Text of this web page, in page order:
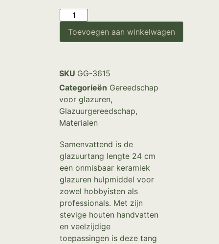
Toevoegen aan winkelwagen
SKU GG-3615
Categorieën Gereedschap
voor glazuren,
Glazuurgereedschap,
Materialen
Samenvattend is de
glazuurtang lengte 24 cm
een onmisbaar keramiek
glazuren hulpmiddel voor
zowel hobbyisten als
professionals. Met zijn
stevige houten handvatten
en veelzijdige
toepassingen is deze tang